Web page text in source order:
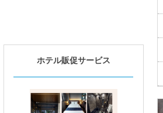
ホテル販促サービス